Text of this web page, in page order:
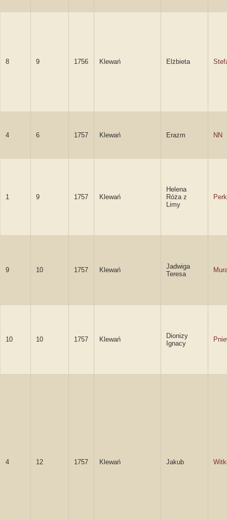
8 9 1756 Klewań Elżbieta
4 6 1757 Klewań Erazm NN
1 9 1757 Klewań
Helena
Róża z
Limy
9 10 1757 Klewań
Jadwiga
Teresa
10 10 1757 Klewań
Dionizy
Ignacy
4 12 1757 Klewań Jakub